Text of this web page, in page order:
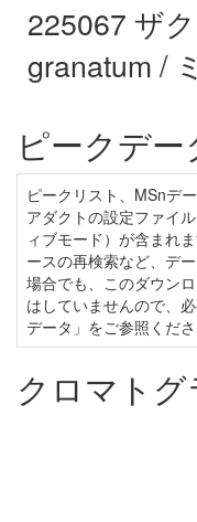
225067 ザ
granatum /
ピークデー
ピークリスト、MSnデ
アダクトの設定ファイ
ィブモード）が含まれ
ースの再検索など、デ
場合でも、このダウン
はしていませんので、
データ」をご参照くださ
クロマト